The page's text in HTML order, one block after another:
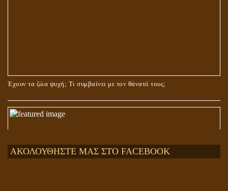
Έχουν τα ζώα ψυχή; Τι συμβαίνει με τον θάνατό τους;
ΑΚΟΛΟΥΘΗΣΤΕ ΜΑΣ ΣΤΟ FACEBOOK